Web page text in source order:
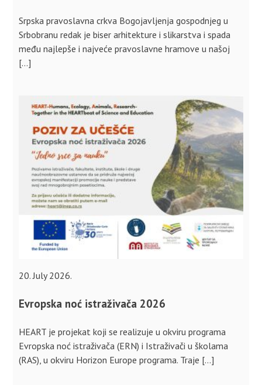
Srpska pravoslavna crkva Bogojavljenja gospodnjeg u
Srbobranu redak je biser arhitekture i slikarstva i spada
među najlepše i najveće pravoslavne hramove u našoj
[…]
20. July 2026.
Evropska noć istraživača 2026
HEART je projekat koji se realizuje u okviru programa
Evropska noć istraživača (ERN) i Istraživači u školama
(RAS), u okviru Horizon Europe programa. Traje […]